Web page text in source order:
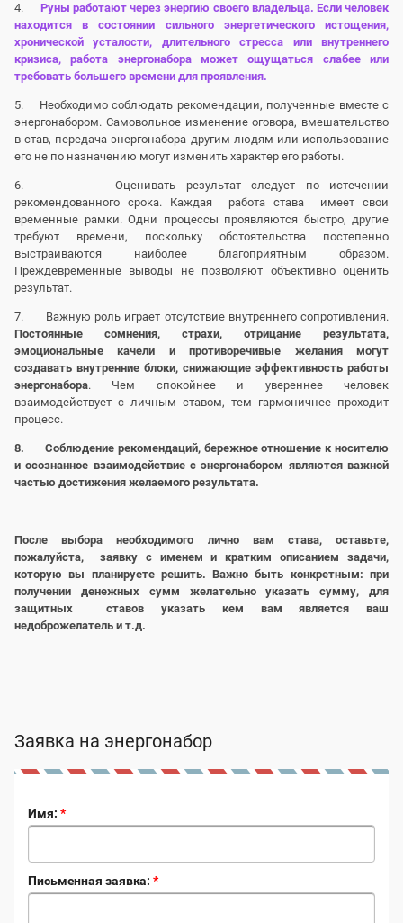
4.
Руны работают через энергию своего владельца. Если человек
находится в состоянии сильного энергетического истощения,
хронической усталости, длительного стресса или внутреннего
кризиса, работа энергонабора может ощущаться слабее или
требовать большего времени для проявления.
5. Необходимо соблюдать рекомендации, полученные вместе с
энергонабором. Самовольное изменение оговора, вмешательство
в став, передача энергонабора другим людям или использование
его не по назначению могут изменить характер его работы.
6. Оценивать результат следует по истечении
рекомендованного срока. Каждая работа става имеет свои
временные рамки. Одни процессы проявляются быстро, другие
требуют времени, поскольку обстоятельства постепенно
выстраиваются наиболее благоприятным образом.
Преждевременные выводы не позволяют объективно оценить
результат.
7. Важную роль играет отсутствие внутреннего сопротивления.
Постоянные сомнения, страхи, отрицание результата,
эмоциональные качели и противоречивые желания могут
создавать внутренние блоки, снижающие эффективность работы
энергонабора. Чем спокойнее и увереннее человек
взаимодействует с личным ставом, тем гармоничнее проходит
процесс.
8. Соблюдение рекомендаций, бережное отношение к носителю
и осознанное взаимодействие с энергонабором являются важной
частью достижения желаемого результата.
После выбора необходимого лично вам става, оставьте,
пожалуйста, заявку с именем и кратким описанием задачи,
которую вы планируете решить. Важно быть конкретным: при
получении денежных сумм желательно указать сумму, для
защитных ставов указать кем вам является ваш
недоброжелатель и т.д.
Заявка на энергонабор
Имя: *
Письменная заявка:*